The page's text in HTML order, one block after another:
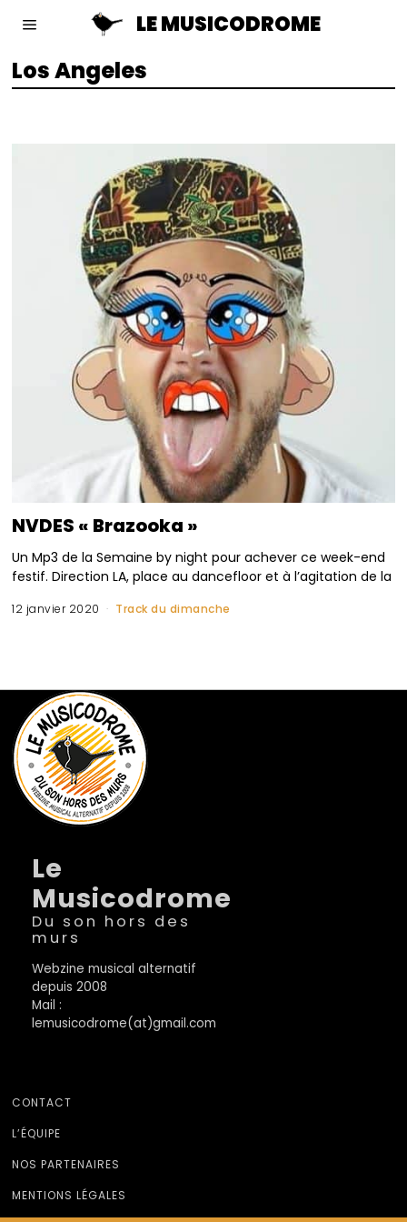
LE MUSICODROME
Los Angeles
NVDES « Brazooka »
Un Mp3 de la Semaine by night pour achever ce week-end
festif. Direction LA, place au dancefloor et à l’agitation de la
12 janvier 2020 Track du dimanche
Le
Musicodrome
Du son hors des
murs
Webzine musical alternatif
depuis 2008
Mail :
lemusicodrome(at)gmail.com
CONTACT
L’ÉQUIPE
NOS PARTENAIRES
MENTIONS LÉGALES